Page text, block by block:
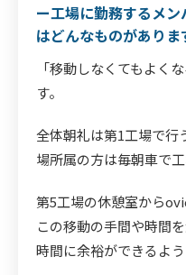
ー工場に勤務するメ
はどんなものがありま
「移動しなくてもよく
す。
全体朝礼は第1工場で行
場所属の方は毎朝車で
第5工場の休憩室から
この移動の手間や時間
時間に余裕ができるよう